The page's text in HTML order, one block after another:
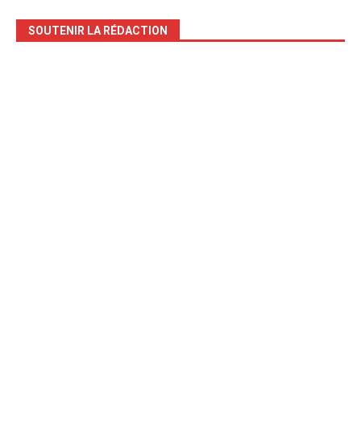
SOUTENIR LA RÉDACTION